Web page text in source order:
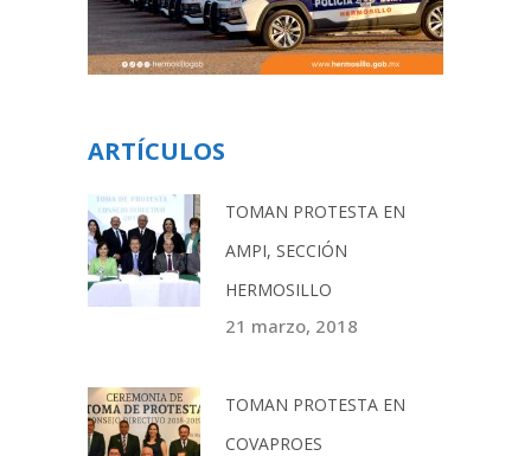
ARTÍCULOS
TOMAN PROTESTA EN
AMPI, SECCIÓN
HERMOSILLO
21 marzo, 2018
TOMAN PROTESTA EN
COVAPROES